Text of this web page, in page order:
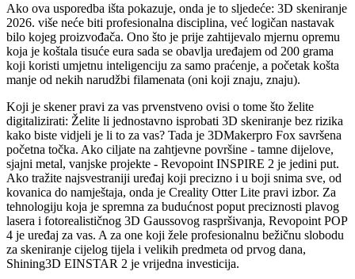
Ako ova usporedba išta pokazuje, onda je to sljedeće: 3D skeniranje
2026. više neće biti profesionalna disciplina, već logičan nastavak
bilo kojeg proizvođača. Ono što je prije zahtijevalo mjernu opremu
koja je koštala tisuće eura sada se obavlja uređajem od 200 grama
koji koristi umjetnu inteligenciju za samo praćenje, a početak košta
manje od nekih narudžbi filamenata (oni koji znaju, znaju).
Koji je skener pravi za vas prvenstveno ovisi o tome što želite
digitalizirati: Želite li jednostavno isprobati 3D skeniranje bez rizika
kako biste vidjeli je li to za vas? Tada je 3DMakerpro Fox savršena
početna točka. Ako ciljate na zahtjevne površine - tamne dijelove,
sjajni metal, vanjske projekte - Revopoint INSPIRE 2 je jedini put.
Ako tražite najsvestraniji uređaj koji precizno i ​​u boji snima sve, od
kovanica do namještaja, onda je Creality Otter Lite pravi izbor. Za
tehnologiju koja je spremna za budućnost poput preciznosti plavog
lasera i fotorealističnog 3D Gaussovog raspršivanja, Revopoint POP
4 je uređaj za vas. A za one koji žele profesionalnu bežičnu slobodu
za skeniranje cijelog tijela i velikih predmeta od prvog dana,
Shining3D EINSTAR 2 je vrijedna investicija.